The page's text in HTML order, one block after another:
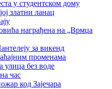
у студентском дому
златни ланац
награђена на „Врмџа
за викенд
променама
улица без воде
час
код Зајечара